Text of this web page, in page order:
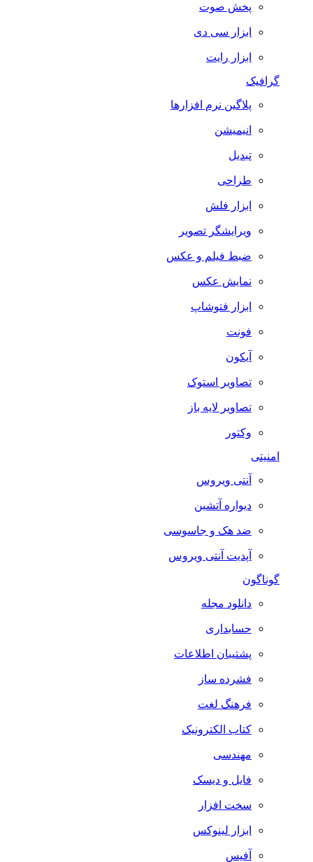
پخش صوت
ابزار سی دی
ابزار رایت
گرافیک
پلاگین نرم افزارها
انیمیشن
تبدیل
طراحی
ابزار فلش
ویرایشگر تصویر
ضبط فيلم و عكس
نمایش عکس
ابزار فتوشاپ
فونت
آیکون
تصاویر استوک
تصاویر لایه باز
وکتور
امنیتی
آنتی ویروس
دیواره آتشین
ضد هک و جاسوسی
آپدیت آنتی ویروس
گوناگون
دانلود مجله
حسابداری
پشتیبان اطلاعات
فشرده ساز
فرهنگ لغت
کتاب الکترونیک
مهندسی
فایل و دیسک
سخت افزار
ابزار لینوکس
آفیس